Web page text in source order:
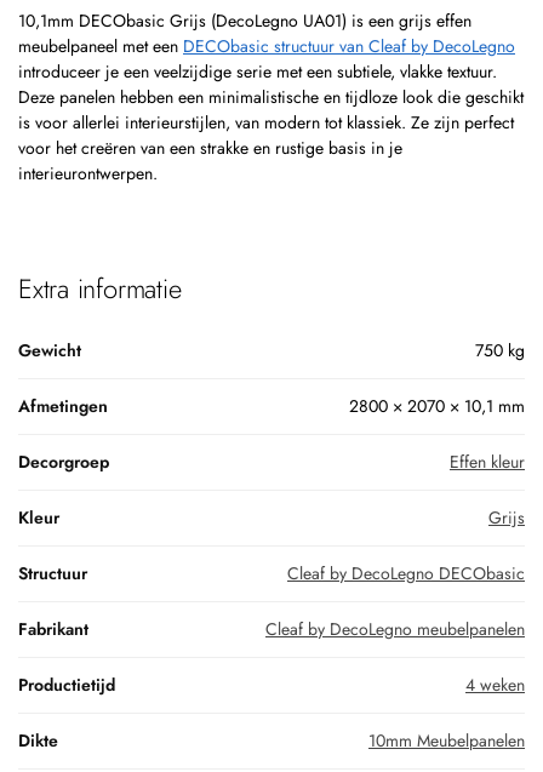
10,1mm DECObasic Grijs (DecoLegno UA01) is een grijs effen
meubelpaneel met een DECObasic structuur van Cleaf by DecoLegno
introduceer je een veelzijdige serie met een subtiele, vlakke textuur.
Deze panelen hebben een minimalistische en tijdloze look die geschikt
is voor allerlei interieurstijlen, van modern tot klassiek. Ze zijn perfect
voor het creëren van een strakke en rustige basis in je
interieurontwerpen.
Extra informatie
Gewicht 750 kg
Afmetingen 2800 × 2070 × 10,1 mm
Decorgroep Effen kleur
Kleur Grijs
Structuur Cleaf by DecoLegno DECObasic
Fabrikant Cleaf by DecoLegno meubelpanelen
Productietijd 4 weken
Dikte 10mm Meubelpanelen